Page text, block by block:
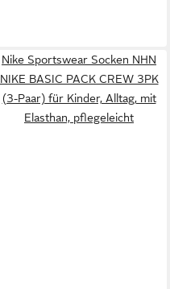
Nike Sportswear Socken NHN
NIKE BASIC PACK CREW 3PK
(3-Paar) für Kinder, Alltag, mit
Elasthan, pflegeleicht